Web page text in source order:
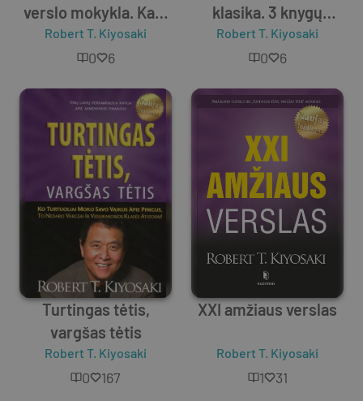
verslo mokykla. Kaip
padėti sau ir kitiems
Robert T. Kiyosaki
0 6
klasika. 3 knygų
rinkinys
Robert T. Kiyosaki
0 6
Turtingas tėtis,
vargšas tėtis
Robert T. Kiyosaki
0 167
XXI amžiaus verslas
Robert T. Kiyosaki
1 31